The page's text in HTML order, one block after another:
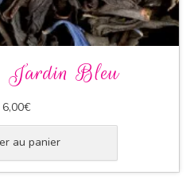
Jardin Bleu
6,00€
au panier